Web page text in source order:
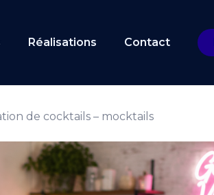
Réalisations ContactCart
de cocktails – mocktails